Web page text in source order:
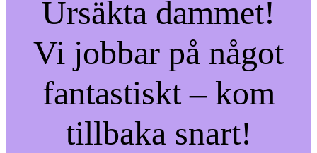
Ursäkta dammet!
Vi jobbar på något
fantastiskt – kom
tillbaka snart!